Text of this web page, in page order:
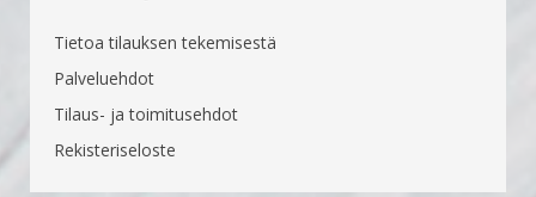
Tietoa tilauksen tekemisestä
Palveluehdot
Tilaus- ja toimitusehdot
Rekisteriseloste